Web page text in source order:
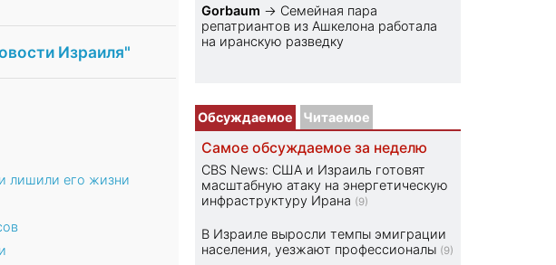
Израиля"
лишили его жизни
Gorbaum → Семейная пара
репатриантов из Ашкелона работала
на иранскую разведку
Обсуждаемое Читаемое
Самое обсуждаемое за неделю
CBS News: США и Израиль готовят
масштабную атаку на энергетическую
инфраструктуру Ирана (9)
В Израиле выросли темпы эмиграции
населения, уезжают профессионалы (9)